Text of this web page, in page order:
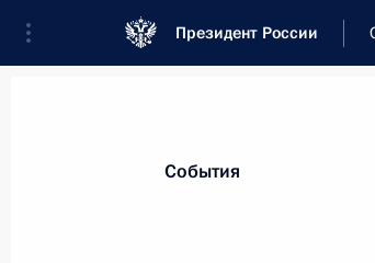
Президент России
События